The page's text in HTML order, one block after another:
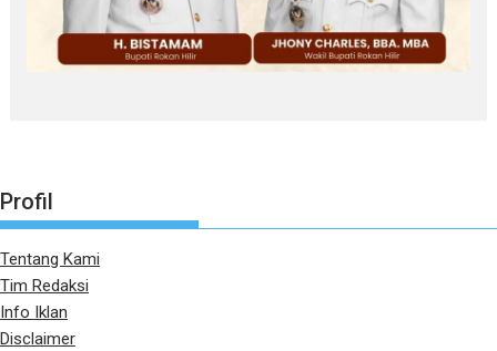
Profil
Tentang Kami
Tim Redaksi
Info Iklan
Disclaimer